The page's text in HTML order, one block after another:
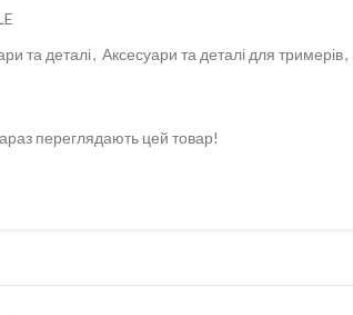
та деталі, Аксесуари та деталі для тримерів,
переглядають цей товар!